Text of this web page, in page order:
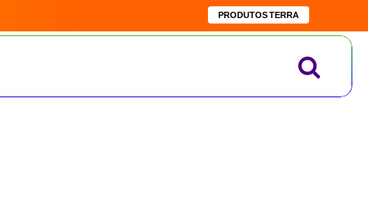
PRODUTOS TERRA